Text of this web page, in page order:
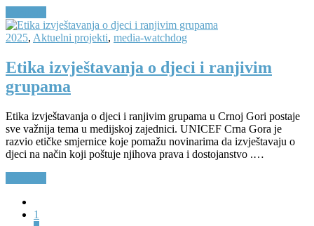
2025, Aktuelni projekti, media-watchdog
Etika izvještavanja o djeci i ranjivim
grupama
Etika izvještavanja o djeci i ranjivim grupama u Crnoj Gori postaje
sve važnija tema u medijskoj zajednici. UNICEF Crna Gora je
razvio etičke smjernice koje pomažu novinarima da izvještavaju o
djeci na način koji poštuje njihova prava i dostojanstvo .…
1